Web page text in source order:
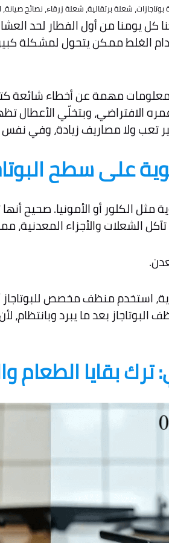
بوتاجازات، شعلة برتقالية، شعلة زرقاء، نصائح
كل يومنا من أول الفطار لحد
الغلط ممكن يتحول لمشكلة
مهمة عن أخطاء شائعة
الافتراضي، وبتخلّي
ولا مصاريف زيادة، وفي
على سطح
الكلور أو الأمونيا. صحيح أنها
الشعلات والأجزاء المعدنية،
استخدم منظف مخصص
بعد ما يبرد وبانتظام،
ترك بقايا